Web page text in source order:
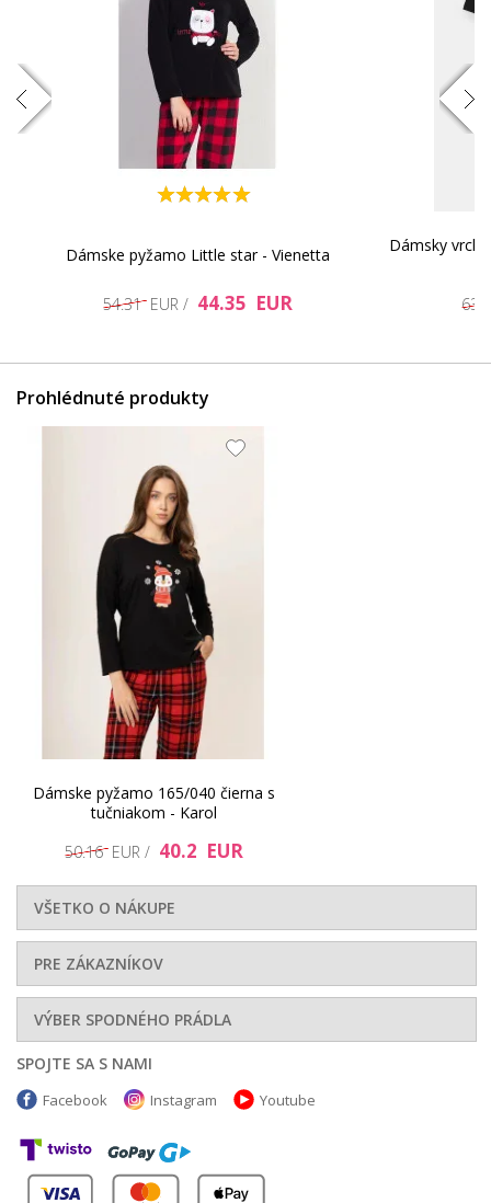
40.2 EUR
40.2 EUR
40.2 EUR
40.2 EUR 40.2 EUR
Dámske pyžamo Little star - Vienetta
54.31 EUR / 44.35 EUR
Dámsky
Prohlédnuté produkty
Dámske pyžamo 165/040 čierna s
tučniakom - Karol
50.16 EUR / 40.2 EUR
VŠETKO O NÁKUPE
PRE ZÁKAZNÍKOV
VÝBER SPODNÉHO PRÁDLA
SPOJTE SA S NAMI
Facebook Instagram Youtube